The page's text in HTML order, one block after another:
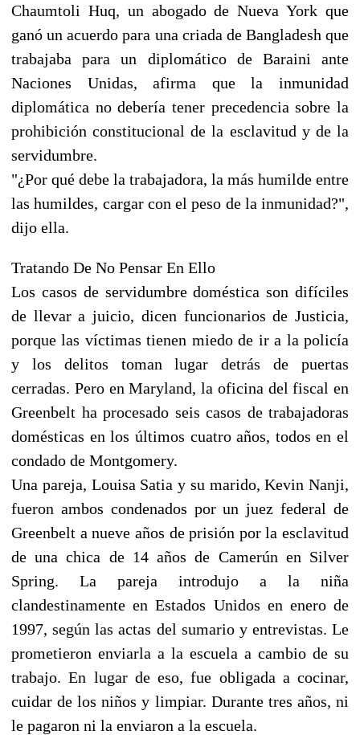
Chaumtoli Huq, un abogado de Nueva York que
ganó un acuerdo para una criada de Bangladesh que
trabajaba para un diplomático de Baraini ante
Naciones Unidas, afirma que la inmunidad
diplomática no debería tener precedencia sobre la
prohibición constitucional de la esclavitud y de la
servidumbre.
"¿Por qué debe la trabajadora, la más humilde entre
las humildes, cargar con el peso de la inmunidad?",
dijo ella.
Tratando De No Pensar En Ello
Los casos de servidumbre doméstica son difíciles
de llevar a juicio, dicen funcionarios de Justicia,
porque las víctimas tienen miedo de ir a la policía
y los delitos toman lugar detrás de puertas
cerradas. Pero en Maryland, la oficina del fiscal en
Greenbelt ha procesado seis casos de trabajadoras
domésticas en los últimos cuatro años, todos en el
condado de Montgomery.
Una pareja, Louisa Satia y su marido, Kevin Nanji,
fueron ambos condenados por un juez federal de
Greenbelt a nueve años de prisión por la esclavitud
de una chica de 14 años de Camerún en Silver
Spring. La pareja introdujo a la niña
clandestinamente en Estados Unidos en enero de
1997, según las actas del sumario y entrevistas. Le
prometieron enviarla a la escuela a cambio de su
trabajo. En lugar de eso, fue obligada a cocinar,
cuidar de los niños y limpiar. Durante tres años, ni
le pagaron ni la enviaron a la escuela.